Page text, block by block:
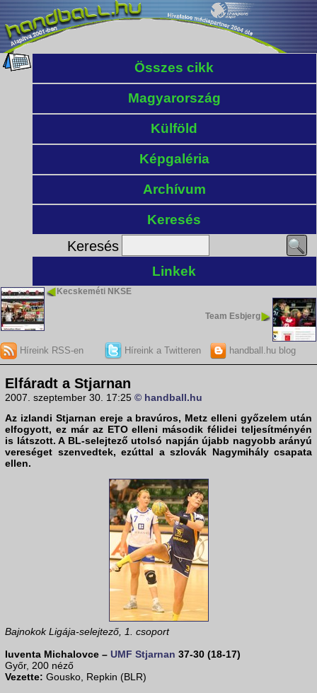
Összes cikk
Magyarország
Külföld
Képgaléria
Archívum
Keresés
Keresés
Linkek
Kecskeméti NKSE
Team Esbjerg
Híreink RSS-en Híreink a Twitteren handball.hu blog
Elfáradt a Stjarnan
2007. szeptember 30. 17:25 © handball.hu
Az izlandi Stjarnan ereje a bravúros, Metz elleni győzelem után
elfogyott, ez már az ETO elleni második félidei teljesítményén
is látszott. A BL-selejtező utolsó napján újabb nagyobb arányú
vereséget szenvedtek, ezúttal a szlovák Nagymihálycsapata
ellen.
Bajnokok Ligája-selejtező, 1. csoport
Iuventa Michalovce – UMF Stjarnan 37-30 (18-17)
Győr, 200 néző
Vezette: Gousko, Repkin (BLR)